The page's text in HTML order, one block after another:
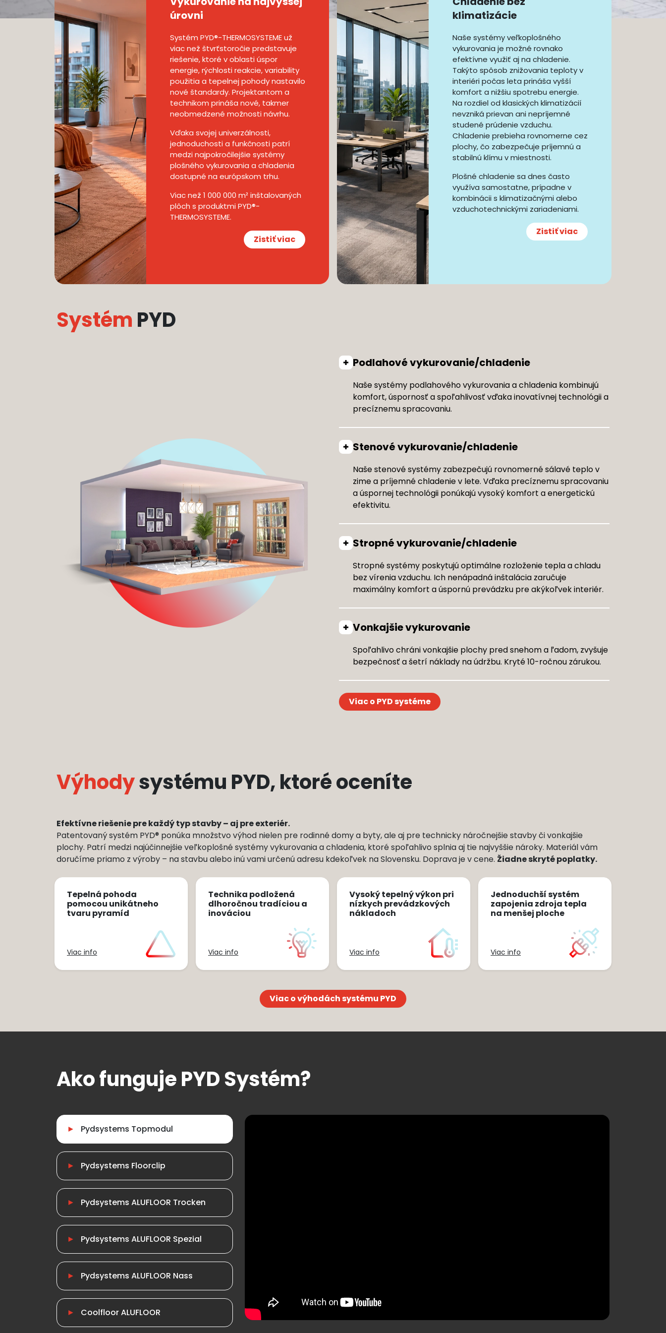
úrovni
Systém PYD®-THERMOSYSTEME už
viac než štvrťstoročie predstavuje
riešenie, ktoré v oblasti úspor
energie, rýchlosti reakcie, variability
použitia a tepelnej pohody nastavilo
nové štandardy. Projektantom a
technikom prináša nové, takmer
neobmedzené možnosti návrhu.
Vďaka svojej univerzálnosti,
jednoduchosti a funkčnosti patrí
medzi najpokročilejšie systémy
plošného vykurovania a chladenia
dostupné na európskom trhu.
Viac než 1 000 000 m² inštalovaných
plôch s produktmi PYD®-
THERMOSYSTEME.
Zistiť viac
klimatizácie
Naše systémy veľkoplošného
vykurovania je možné rovnako
efektívne využiť aj na chladenie.
Takýto spôsob znižovania teploty v
interiéri počas leta prináša vyšší
komfort a nižšiu spotrebu energie.
Na rozdiel od klasických klimatizácií
nevzniká prievan ani nepríjemné
studené prúdenie vzduchu.
Chladenie prebieha rovnomerne cez
plochy, čo zabezpečuje príjemnú a
stabilnú klímu v miestnosti.
Plošné chladenie sa dnes často
využíva samostatne, prípadne v
kombinácii s klimatizačnými alebo
vzduchotechnickými zariadeniami.
Zistiť viac
Systém PYD
Podlahové vykurovanie/chladenie
Naše systémy podlahového vykurovania a chladenia kombinujú
komfort, úspornosť a spoľahlivosť vďaka inovatívnej technológii a
precíznemu spracovaniu.
Stenové vykurovanie/chladenie
Naše stenové systémy zabezpečujú rovnomerné sálavé teplo v
zime a príjemné chladenie v lete. Vďaka precíznemu spracovaniu
a úspornej technológii ponúkajú vysoký komfort a energetickú
efektivitu.
Stropné vykurovanie/chladenie
Stropné systémy poskytujú optimálne rozloženie tepla a chladu
bez vírenia vzduchu. Ich nenápadná inštalácia zaručuje
maximálny komfort a úspornú prevádzku pre akýkoľvek interiér.
Vonkajšie vykurovanie
Spoľahlivo chráni vonkajšie plochy pred snehom a ľadom, zvyšuje
bezpečnosť a šetrí náklady na údržbu. Kryté 10-ročnou zárukou.
Viac o PYD systéme
Výhodysystému PYD, ktoré oceníte
Efektívne riešenie pre každý typ stavby – aj pre exteriér.
Patentovaný systém PYD® ponúka množstvo výhod nielen pre rodinné domy a byty, ale aj pre technicky náročnejšie stavby či vonkajšie
plochy. Patrí medzi najúčinnejšie veľkoplošné systémy vykurovania a chladenia, ktoré spoľahlivo splnia aj tie najvyššie nároky. Materiál vám
doručíme priamo z výroby – na stavbu alebo inú vami určenú adresu kdekoľvek na Slovensku. Doprava je v cene. Žiadne skryté poplatky.
Tepelná pohoda
pomocou unikátneho
tvaru pyramíd
Viac info
Technika podložená
dlhoročnou tradíciou a
inováciou
Viac info
Vysoký tepelný výkon pri
nízkych prevádzkových
nákladoch
Viac info
Jednoduchší systém
zapojenia zdroja tepla
na menšej ploche
Viac info
Viac o výhodách systému PYD
Ako funguje PYD Systém?
Pydsystems Topmodul
Pydsystems Floorclip
Pydsystems ALUFLOOR Trocken
Pydsystems ALUFLOOR Spezial
Pydsystems ALUFLOOR Nass
Coolfloor ALUFLOOR